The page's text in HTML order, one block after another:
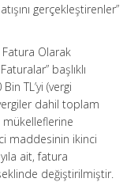
gerçekleştirenler”
Fatura Olarak
başlıklı
TL’yi (vergi
dahil toplam
mükelleflerine
maddesinin ikinci
ait, fatura
değiştirilmiştir.